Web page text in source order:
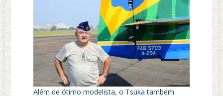
Além de ótimo modelista, o Tsuka também